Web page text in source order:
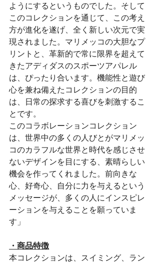
ようにするというものでした。そして
このコレクションを通じて、この考え
方が進化を遂げ、全く新しい次元で実
現されました。マリメッコの大胆なプ
リントと、革新的で常に限界を超えて
きたアディダスのスポーツアパレル
は、ぴったり合います。機能性と遊び
心を兼ね備えたコレクションの目的
は、日常の探求する喜びを刺激するこ
とです。
このコラボレーションコレクション
は、世界中の多くの人びとがマリメッ
コのカラフルな世界と時代を感じさせ
ないデザインを目にする、素晴らしい
機会を作ってくれました。前向きな
心、好奇心、自分に力を与えるという
メッセージが、多くの人にインスピレ
ーションを与えることを願っていま
す」
・商品特徴
本コレクションは、スイミング、ラン